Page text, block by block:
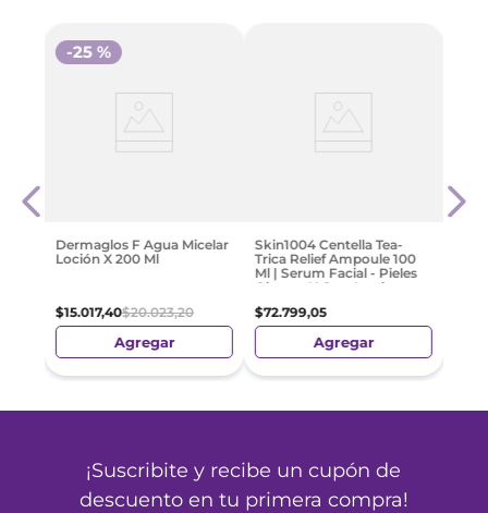
Dermaglos F Agua Micelar
Loción X 200 Ml
$15.017,40$20.023,20
-25 %
Agregar
Skin1004 Centella Tea-
Trica Relief Ampoule 100
Ml | Serum Facial - Pieles
Oleosas Y Con Acné
$72.799,05
Agregar
¡Suscribite y recibe un cupón de
descuento en tu primera compra!